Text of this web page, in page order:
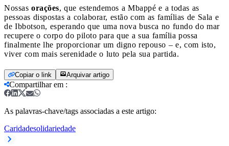
Nossas orações, que estendemos a Mbappé e a todas as
pessoas dispostas a colaborar, estão com as famílias de Sala e
de Ibbotson, esperando que uma nova busca no fundo do mar
recupere o corpo do piloto para que a sua família possa
finalmente lhe proporcionar um digno repouso – e, com isto,
viver com mais serenidade o luto pela sua partida.
Copiar o link Arquivar artigo
Compartilhar em :
As palavras-chave/tags associadas a este artigo:
Caridadesolidariedade